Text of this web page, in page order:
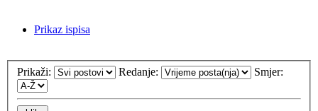
Prikaz ispisa
Prikaži: Redanje: Smjer: